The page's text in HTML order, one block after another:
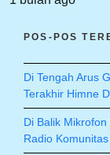
POS-POS
Di Tengah Arus
Terakhir Himne
Di Balik
Radio